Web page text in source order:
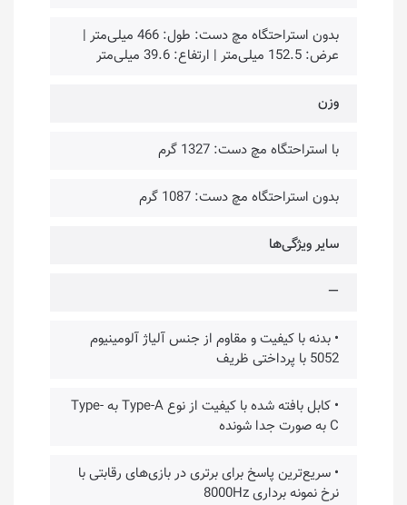
بدون استراحتگاه مچ دست: طول: 466 میلی‌متر |
عرض: 152.5 میلی‌متر | ارتفاع: 39.6 میلی‌متر
وزن
با استراحتگاه مچ دست: 1327 گرم
بدون استراحتگاه مچ دست: 1087 گرم
سایر ویژگی‌ها
—
• بدنه با کیفیت و مقاوم از جنس آلیاژ آلومینیوم
5052 با پرداختی ظریف
• کابل بافته شده با کیفیت از نوع Type-A به Type-
C به صورت جدا شونده
• سریع‌ترین پاسخ برای برتری در بازی‌های رقابتی با
نرخ نمونه برداری 8000Hz